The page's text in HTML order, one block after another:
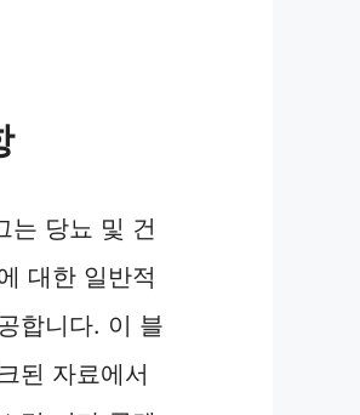
는 당뇨 및 건
대한 일반적
합니다. 이 블
된 자료에서